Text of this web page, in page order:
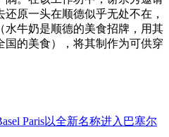
原一头在顺德似乎无处不在，
水牛奶是顺德的美食招牌，用其
的美食），将其制作为可供穿
Paris以全新名称进入巴塞尔